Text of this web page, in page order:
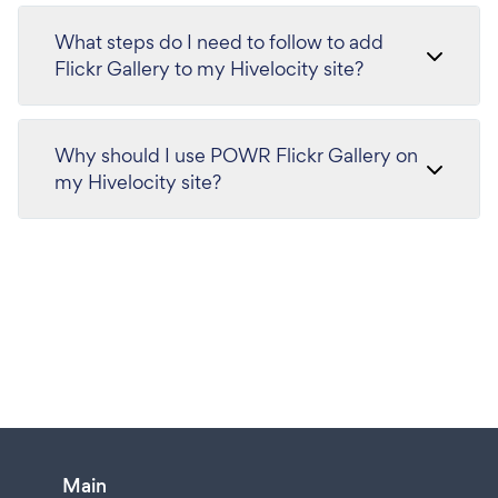
What steps do I need to follow to add
Flickr Gallery to my Hivelocity site?
Why should I use POWR Flickr Gallery on
my Hivelocity site?
Main